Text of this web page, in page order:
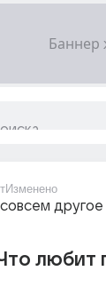
Изменено
другое
любит